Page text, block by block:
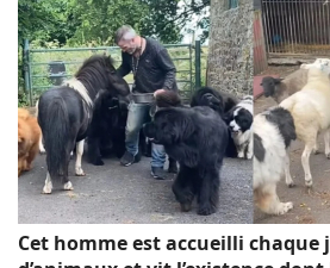
Cet homme est accueilli